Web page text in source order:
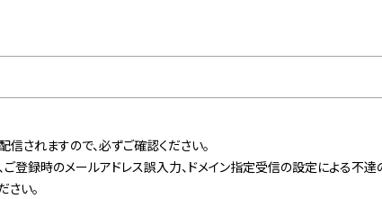
されますので、必ずご確認ください。
登録時のメールアドレス誤入力、ドメイン指定受信の設定による不達
さい。